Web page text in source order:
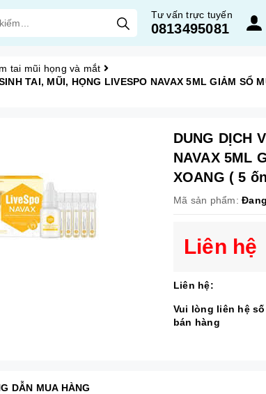
Tư vấn trực tuyến
0813495081
tai mũi họng và mắt
TAI, MŨI, HỌNG LIVESPO NAVAX 5ML GIẢM
DUNG DỊCH
NAVAX 5ML
XOANG ( 5
Mã sản phẩm:
Liên hệ
Liên hệ:
Vui lòng liên hệ
bán hàng
DẪN MUA HÀNG